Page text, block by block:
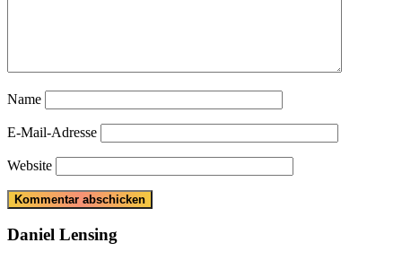
Name
E-Mail-Adresse
Website
Daniel Lensing